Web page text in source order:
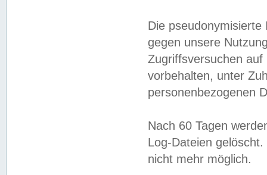
Die
gegen unsere
Zugriffsversuchen
vorbehalten, unter
personenbezogenen
Nach 60 Tagen
Log-Dateien
nicht mehr möglich.